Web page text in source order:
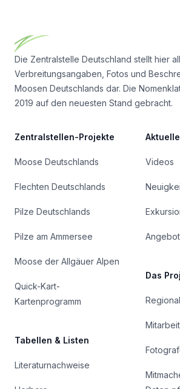
Die Zentralstelle Deutschland stellt hier
Verbreitungsangaben, Fotos und
Moosen Deutschlands dar. Die
2019 auf den neuesten Stand gebracht.
Zentralstellen-Projekte
Moose Deutschlands
Flechten Deutschlands
Pilze Deutschlands
Pilze am Ammersee
Moose der Allgäuer Alpen
Quick-Kart-
Kartenprogramm
Tabellen & Listen
Literaturnachweise
Videos
Das